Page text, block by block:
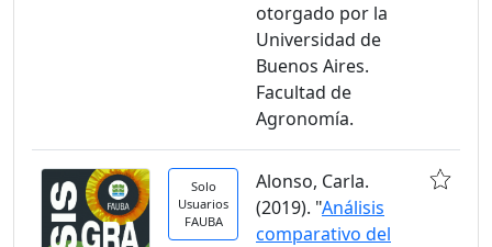
otorgado por la
Universidad de
Buenos Aires.
Facultad de
Agronomía.
Solo
Usuarios
FAUBA
Alonso, Carla.
(2019). "Análisis
comparativo del